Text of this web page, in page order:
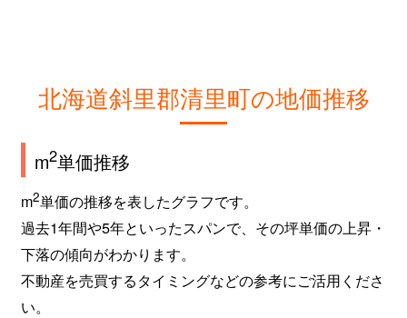
北海道斜里郡清里町の地価推移
m2単価推移
m2単価の推移を表したグラフです。
過去1年間や5年といったスパンで、その坪単価の上昇・
下落の傾向がわかります。
不動産を売買するタイミングなどの参考にご活用くださ
い。